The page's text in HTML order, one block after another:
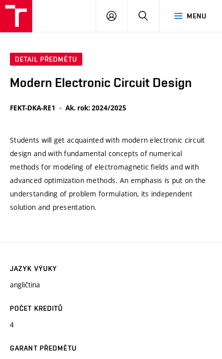
MENU
PŘIHLÁSIT
DETAIL PŘEDMĚTU
Modern Electronic Circuit Design
FEKT-DKA-RE1 Ak. rok: 2024/2025
Students will get acquainted with modern electronic circuit
design and with fundamental concepts of numerical
methods for modeling of electromagnetic fields and with
advanced optimization methods. An emphasis is put on the
understanding of problem formulation, its independent
solution and presentation.
JAZYK VÝUKY
angličtina
POČET KREDITŮ
4
GARANT PŘEDMĚTU